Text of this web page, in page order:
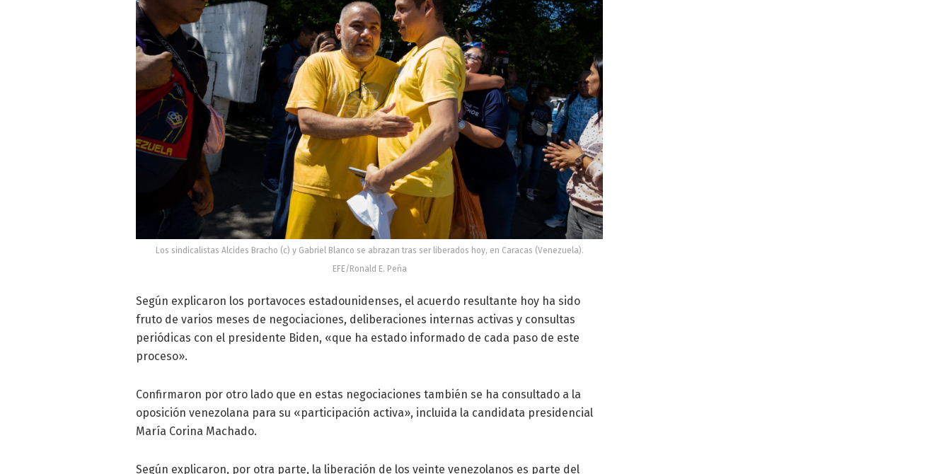
Los sindicalistas Alcides Bracho (c) y Gabriel Blanco se abrazan tras ser liberados hoy, en Caracas (Venezuela).
EFE/Ronald E. Peña
Según explicaron los portavoces estadounidenses, el acuerdo resultante hoy ha sido
fruto de varios meses de negociaciones, deliberaciones internas activas y consultas
periódicas con el presidente Biden, «que ha estado informado de cada paso de este
proceso».
Confirmaron por otro lado que en estas negociaciones también se ha consultado a la
oposición venezolana para su «participación activa», incluida la candidata presidencial
María Corina Machado.
Según explicaron, por otra parte, la liberación de los veinte venezolanos es parte del